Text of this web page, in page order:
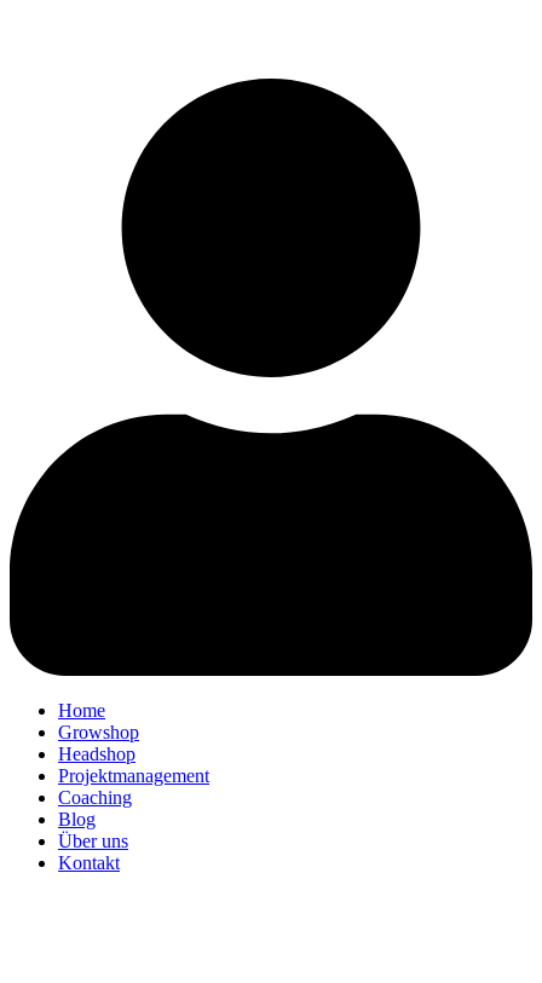
Home
Growshop
Headshop
Projektmanagement
Coaching
Blog
Über uns
Kontakt